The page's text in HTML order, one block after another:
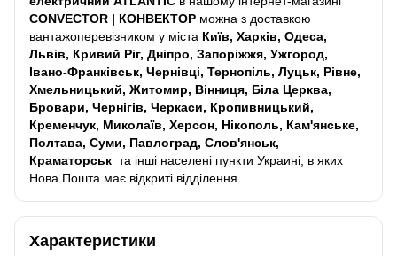
CONVECTOR | КОНВЕКТОР можна з доставкою
вантажоперевізником у міста Київ, Харків, Одеса,
Львів, Кривий Ріг, Дніпро, Запоріжжя, Ужгород,
Івано-Франківськ, Чернівці, Тернопіль, Луцьк, Рівне,
Хмельницький, Житомир, Вінниця, Біла Церква,
Бровари, Чернігів, Черкаси, Кропивницький,
Кременчук, Миколаїв, Херсон, Нікополь, Кам'янське,
Полтава, Суми, Павлоград, Слов'янськ,
Краматорськ та інші населені пункти Украині, в яких
Нова Пошта має відкриті відділення.
Характеристики